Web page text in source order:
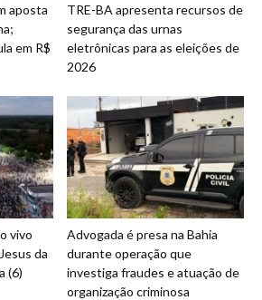
aposta
em R$
TRE-BA apresenta recursos de
segurança das urnas
eletrônicas para as eleições de
2026
vivo
da
(6)
Advogada é presa na Bahia
durante operação que
investiga fraudes e atuação de
organização criminosa